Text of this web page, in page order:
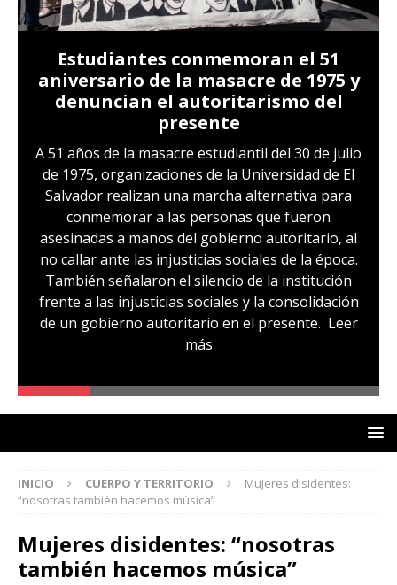
Estudiantes conmemoran el 51
aniversario de la masacre de 1975 y
denuncian el autoritarismo del
presente
A 51 años de la masacre estudiantil del 30 de julio
de 1975, organizaciones de la Universidad de El
Salvador realizan una marcha alternativa para
conmemorar a las personas que fueron
asesinadas a manos del gobierno autoritario, al
no callar ante las injusticias sociales de la época.
También señalaron el silencio de la institución
frente a las injusticias sociales y la consolidación
de un gobierno autoritario en el presente. Leer
más
INICIO CUERPO Y TERRITORIO
Mujeres disidentes:
“nosotras también hacemos música”
Mujeres disidentes: “nosotras
también hacemos música”